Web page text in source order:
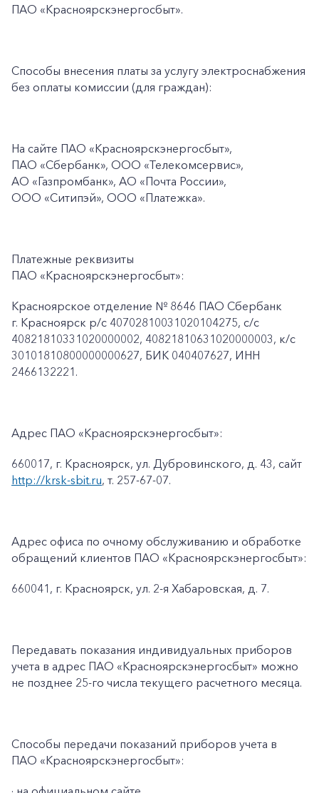
ПАО «Красноярскэнергосбыт».
Способы внесения платы за услугу электроснабжения
без оплаты комиссии (для граждан):
На сайте ПАО «Красноярскэнергосбыт»,
ПАО «Сбербанк», ООО «Телекомсервис»,
АО «Газпромбанк», АО «Почта России»,
ООО «Ситипэй», ООО «Платежка».
Платежные реквизиты
ПАО «Красноярскэнергосбыт»:
Красноярское отделение № 8646 ПАО Сбербанк
г. Красноярск p/c 40702810031020104275, с/с
40821810331020000002, 40821810631020000003, к/c
30101810800000000627, БИК 040407627, ИНН
2466132221.
Адрес ПАО «Красноярскэнергосбыт»:
660017, г. Красноярск, ул. Дубровинского, д. 43, сайт
http://krsk-sbit.ru, т. 257-67-07.
Адрес офиса по очному обслуживанию и обработке
обращений клиентов ПАО «Красноярскэнергосбыт»:
660041, г. Красноярск, ул. 2-я Хабаровская, д. 7.
Передавать показания индивидуальных приборов
учета в адрес ПАО «Красноярскэнергосбыт» можно
не позднее 25-го числа текущего расчетного месяца.
Способы передачи показаний приборов учета в
ПАО «Красноярскэнергосбыт»: